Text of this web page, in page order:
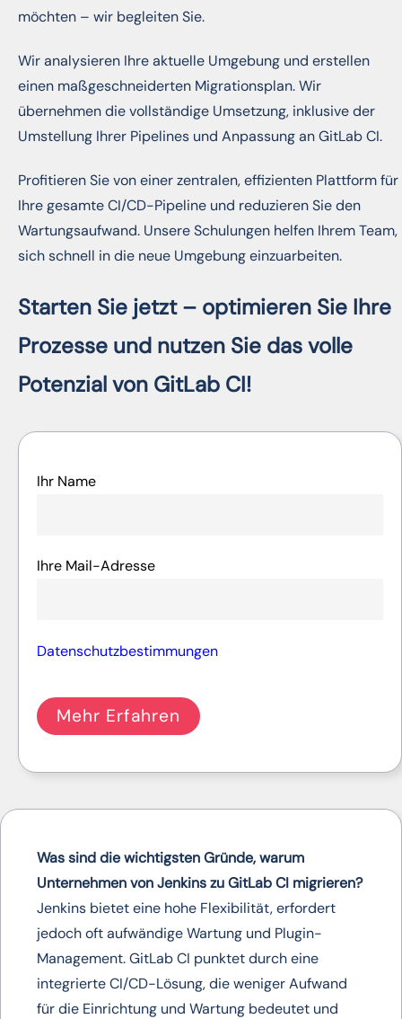
möchten – wir begleiten Sie.
Wir analysieren Ihre aktuelle Umgebung und erstellen
einen maßgeschneiderten Migrationsplan. Wir
übernehmen die vollständige Umsetzung, inklusive der
Umstellung Ihrer Pipelines und Anpassung an GitLab CI.
Profitieren Sie von einer zentralen, effizienten Plattform für
Ihre gesamte CI/CD-Pipeline und reduzieren Sie den
Wartungsaufwand. Unsere Schulungen helfen Ihrem Team,
sich schnell in die neue Umgebung einzuarbeiten.
Starten Sie jetzt – optimieren Sie Ihre
Prozesse und nutzen Sie das volle
Potenzial von GitLab CI!
Ihr Name
Ihre Mail-Adresse
Datenschutzbestimmungen
Was sind die wichtigsten Gründe, warum
Unternehmen von Jenkins zu GitLab CI migrieren?
Jenkins bietet eine hohe Flexibilität, erfordert
jedoch oft aufwändige Wartung und Plugin-
Management. GitLab CI punktet durch eine
integrierte CI/CD-Lösung, die weniger Aufwand
für die Einrichtung und Wartung bedeutet und